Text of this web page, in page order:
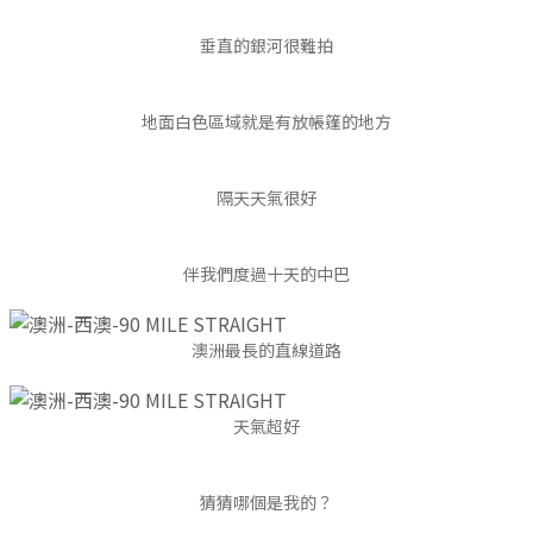
垂直的銀河很難拍
地面白色區域就是有放帳篷的地方
隔天天氣很好
伴我們度過十天的中巴
澳洲最長的直線道路
天氣超好
猜猜哪個是我的？